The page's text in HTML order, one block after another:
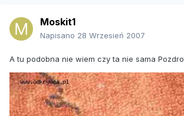
Moskit1
Napisano 28 Wrzesień 2007
A tu podobna nie wiem czy ta nie sama Pozdro